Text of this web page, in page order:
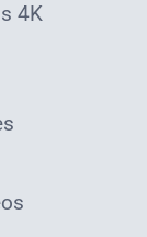
4K